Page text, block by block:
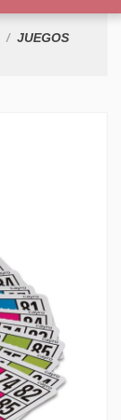
JUEGOS